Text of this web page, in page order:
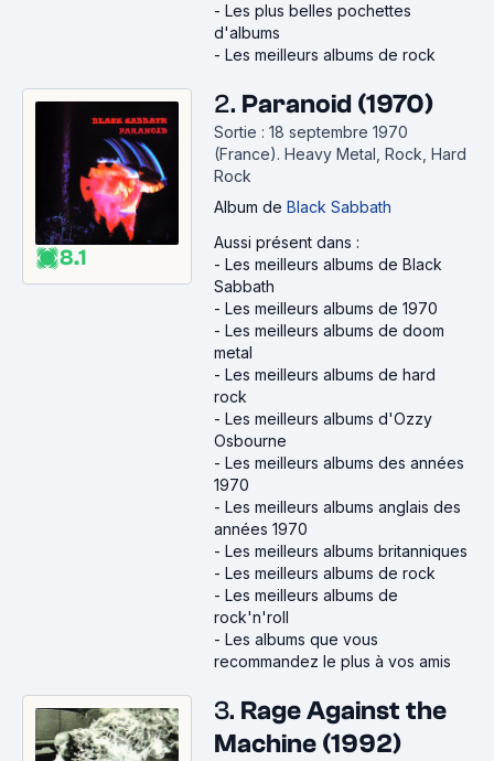
- Les plus belles pochettes
d'albums
- Les meilleurs albums de rock
8.1
2. Paranoid (1970)
Sortie : 18 septembre 1970
(France). Heavy Metal, Rock, Hard
Rock
Album de Black Sabbath
Aussi présent dans :
- Les meilleurs albums de Black
Sabbath
- Les meilleurs albums de 1970
- Les meilleurs albums de doom
metal
- Les meilleurs albums de hard
rock
- Les meilleurs albums d'Ozzy
Osbourne
- Les meilleurs albums des années
1970
- Les meilleurs albums anglais des
années 1970
- Les meilleurs albums britanniques
- Les meilleurs albums de rock
- Les meilleurs albums de
rock'n'roll
- Les albums que vous
recommandez le plus à vos amis
3. Rage Against the
Machine (1992)